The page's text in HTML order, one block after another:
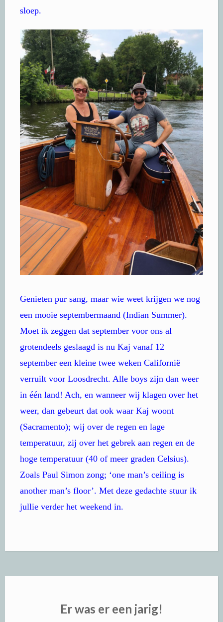
sloep.
Genieten pur sang, maar wie weet krijgen we nog
een mooie septembermaand (Indian Summer).
Moet ik zeggen dat september voor ons al
grotendeels geslaagd is nu Kaj vanaf 12
september een kleine twee weken Californië
verruilt voor Loosdrecht. Alle boys zijn dan weer
in één land! Ach, en wanneer wij klagen over het
weer, dan gebeurt dat ook waar Kaj woont
(Sacramento); wij over de regen en lage
temperatuur, zij over het gebrek aan regen en de
hoge temperatuur (40 of meer graden Celsius).
Zoals Paul Simon zong; ‘one man’s ceiling is
another man’s floor’. Met deze gedachte stuur ik
jullie verder het weekend in.
Er was er een jarig!